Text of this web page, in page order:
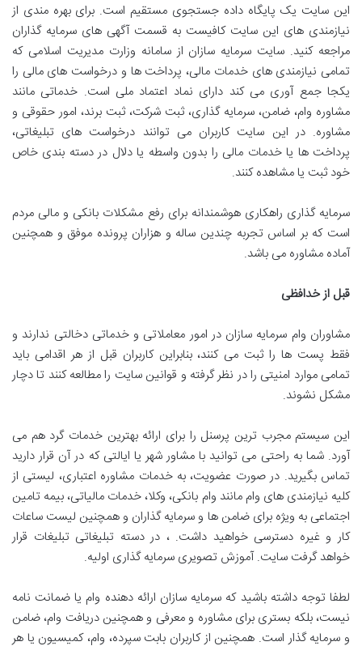
این سایت یک پایگاه داده جستجوی مستقیم است. برای بهره مندی از
نیازمندی های این سایت کافیست به قسمت آگهی های سرمایه گذاران
مراجعه کنید. سایت سرمایه سازان از سامانه وزارت مدیریت اسلامی که
تمامی نیازمندی های خدمات مالی، پرداخت ها و درخواست های مالی را
یکجا جمع آوری می کند دارای نماد اعتماد ملی است. خدماتی مانند
مشاوره وام، ضامن، سرمایه گذاری، ثبت شرکت، ثبت برند، امور حقوقی و
مشاوره. در این سایت کاربران می توانند درخواست های تبلیغاتی،
پرداخت ها یا خدمات مالی را بدون واسطه یا دلال در دسته بندی خاص
خود ثبت یا مشاهده کنند.
سرمایه گذاری راهکاری هوشمندانه برای رفع مشکلات بانکی و مالی مردم
است که بر اساس تجربه چندین ساله و هزاران پرونده موفق و همچنین
آماده مشاوره می باشد.
قبل از خدافظی
مشاوران وام سرمایه سازان در امور معاملاتی و خدماتی دخالتی ندارند و
فقط پست ها را ثبت می کنند، بنابراین کاربران قبل از هر اقدامی باید
تمامی موارد امنیتی را در نظر گرفته و قوانین سایت را مطالعه کنند تا دچار
مشکل نشوند.
این سیستم مجرب ترین پرسنل را برای ارائه بهترین خدمات گرد هم می
آورد. شما به راحتی می توانید با مشاور شهر یا ایالتی که در آن قرار دارید
تماس بگیرید. در صورت عضویت، به خدمات مشاوره اعتباری، لیستی از
کلیه نیازمندی های وام مانند وام بانکی، وکلا، خدمات مالیاتی، بیمه تامین
اجتماعی به ویژه برای ضامن ها و سرمایه گذاران و همچنین لیست ساعات
کار و غیره دسترسی خواهید داشت. ، در دسته تبلیغاتی تبلیغات قرار
خواهد گرفت سایت. آموزش تصویری سرمایه گذاری اولیه.
لطفا توجه داشته باشید که سرمایه سازان ارائه دهنده وام یا ضمانت نامه
نیست، بلکه بستری برای مشاوره و معرفی و همچنین دریافت وام، ضامن
و سرمایه گذار است. همچنین از کاربران بابت سپرده، وام، کمیسیون یا هر